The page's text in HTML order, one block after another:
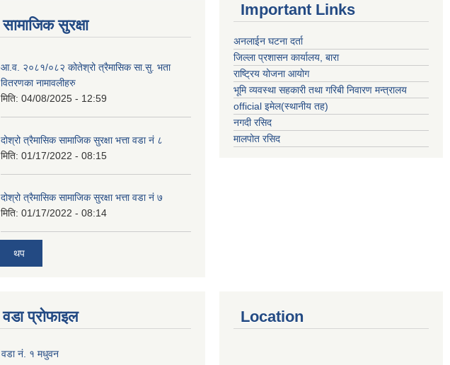
सामाजिक सुरक्षा
आ.व. २०८१/०८२ कोतेश्रो त्रैमासिक सा.सु. भता
वितरणका नामावलीहरु
मिति: 04/08/2025 - 12:59
दोश्रो त्रैमासिक सामाजिक सुरक्षा भत्ता वडा नं ८
मिति: 01/17/2022 - 08:15
दोश्रो त्रैमासिक सामाजिक सुरक्षा भत्ता वडा नं ७
मिति: 01/17/2022 - 08:14
थप
Important Links
अनलाईन घटना दर्ता
जिल्ला प्रशासन कार्यालय, बारा
राष्ट्रिय योजना आयोग
भूमि व्यवस्था सहकारी तथा गरिबी निवारण मन्त्रालय
official इमेल(स्थानीय तह)
नगदी रसिद
मालपोत रसिद
वडा प्रोफाइल
वडा नं. १ मधुवन
Location